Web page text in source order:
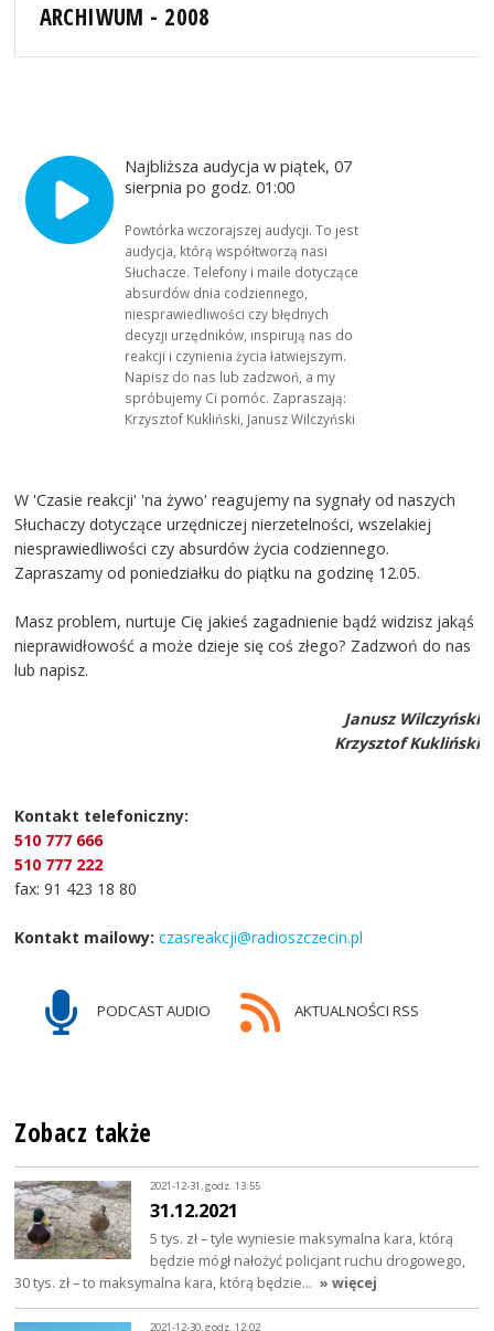
ARCHIWUM - 2008
Najbliższa audycja w piątek, 07
sierpnia po godz. 01:00
Powtórka wczorajszej audycji. To jest
audycja, którą współtworzą nasi
Słuchacze. Telefony i maile dotyczące
absurdów dnia codziennego,
niesprawiedliwości czy błędnych
decyzji urzędników, inspirują nas do
reakcji i czynienia życia łatwiejszym.
Napisz do nas lub zadzwoń, a my
spróbujemy Ci pomóc. Zapraszają:
Krzysztof Kukliński, Janusz Wilczyński
W 'Czasie reakcji' 'na żywo' reagujemy na sygnały od naszych
Słuchaczy dotyczące urzędniczej nierzetelności, wszelakiej
niesprawiedliwości czy absurdów życia codziennego.
Zapraszamy od poniedziałku do piątku na godzinę 12.05.
Masz problem, nurtuje Cię jakieś zagadnienie bądź widzisz jakąś
nieprawidłowość a może dzieje się coś złego? Zadzwoń do nas
lub napisz.
Janusz Wilczyński
Krzysztof Kukliński
Kontakt telefoniczny:
510 777 666
510 777 222
fax: 91 423 18 80
Kontakt mailowy: czasreakcji@radioszczecin.pl
PODCAST AUDIO AKTUALNOŚCI RSS
Zobacz także
2021-12-31, godz. 13:55
31.12.2021
5 tys. zł – tyle wyniesie maksymalna kara, którą
będzie mógł nałożyć policjant ruchu drogowego,
30 tys. zł – to maksymalna kara, którą będzie… » więcej
2021-12-30, godz. 12:02